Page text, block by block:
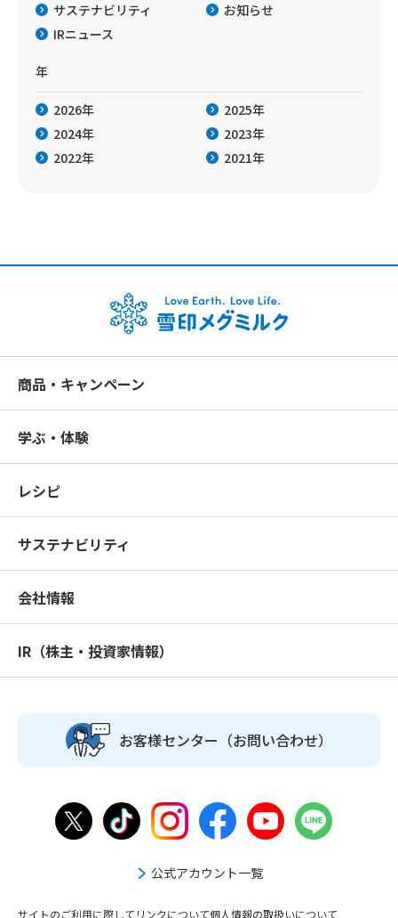
サステナビリティ
お知らせ
IRニュース
年
2026年
2025年
2024年
2023年
2022年
2021年
商品・キャンペーン
学ぶ・体験
レシピ
サステナビリティ
会社情報
IR（株主・投資家情報）
お客様センター （お問い合わせ）
公式アカウント一覧
サイトのご利用に際して リンクについて個人情報の取扱いについて